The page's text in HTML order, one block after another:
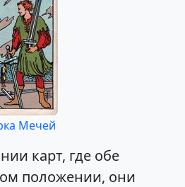
Мечей
карт, где обе
положении, они